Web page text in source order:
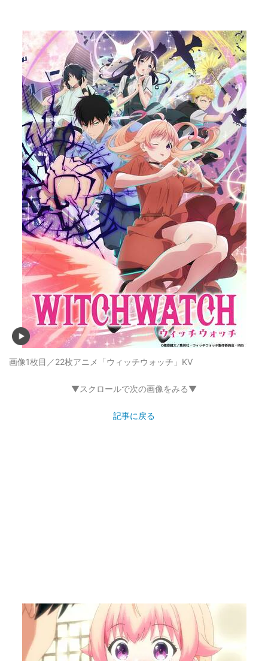
画像1枚目／22枚アニメ「ウィッチウォッチ」KV
▼スクロールで次の画像をみる▼
記事に戻る